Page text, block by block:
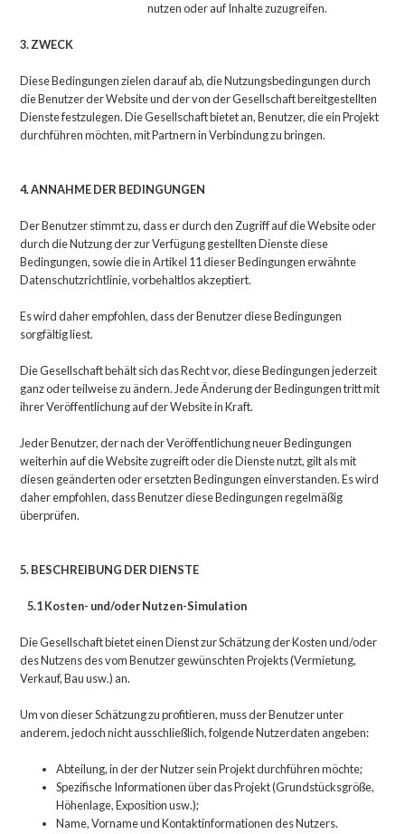
nutzen oder auf Inhalte zuzugreifen.
3. ZWECK
Diese Bedingungen zielen darauf ab, die Nutzungsbedingungen durch
die Benutzer der Website und der von der Gesellschaft bereitgestellten
Dienste festzulegen. Die Gesellschaft bietet an, Benutzer, die ein Projekt
durchführen möchten, mit Partnern in Verbindung zu bringen.
4. ANNAHME DER BEDINGUNGEN
Der Benutzer stimmt zu, dass er durch den Zugriff auf die Website oder
durch die Nutzung der zur Verfügung gestellten Dienste diese
Bedingungen, sowie die in Artikel 11 dieser Bedingungen erwähnte
Datenschutzrichtlinie, vorbehaltlos akzeptiert.
Es wird daher empfohlen, dass der Benutzer diese Bedingungen
sorgfältig liest.
Die Gesellschaft behält sich das Recht vor, diese Bedingungen jederzeit
ganz oder teilweise zu ändern. Jede Änderung der Bedingungen tritt mit
ihrer Veröffentlichung auf der Website in Kraft.
Jeder Benutzer, der nach der Veröffentlichung neuer Bedingungen
weiterhin auf die Website zugreift oder die Dienste nutzt, gilt als mit
diesen geänderten oder ersetzten Bedingungen einverstanden. Es wird
daher empfohlen, dass Benutzer diese Bedingungen regelmäßig
überprüfen.
5. BESCHREIBUNG DER DIENSTE
5.1 Kosten- und/oder Nutzen-Simulation
Die Gesellschaft bietet einen Dienst zur Schätzung der Kosten und/oder
des Nutzens des vom Benutzer gewünschten Projekts (Vermietung,
Verkauf, Bau usw.) an.
Um von dieser Schätzung zu profitieren, muss der Benutzer unter
anderem, jedoch nicht ausschließlich, folgende Nutzerdaten angeben:
Abteilung, in der der Nutzer sein Projekt durchführen möchte;
Spezifische Informationen über das Projekt (Grundstücksgröße,
Höhenlage, Exposition usw.);
Name, Vorname und Kontaktinformationen des Nutzers.